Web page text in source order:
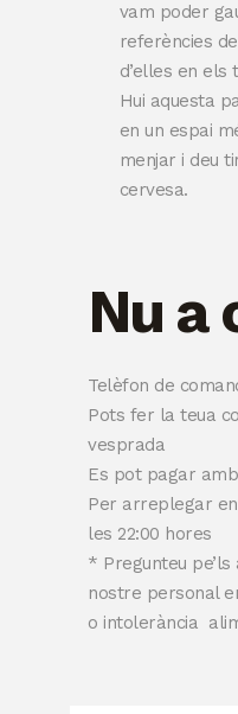
vam poder
referències
d’elles en els
Hui aquesta
en un espai
menjar i deu
cervesa.
Nu a
Telèfon de
Pots fer la teua
vesprada
Es pot pagar
Per arreplegar
les 22:00 hores
* Pregunteu pe’ls
nostre personal
o intolerància